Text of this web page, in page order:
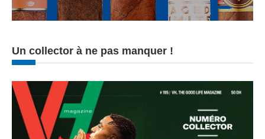
Un collector à ne pas manquer !